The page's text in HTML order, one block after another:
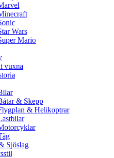
Wars
Mario
vuxna
& Skepp
& Helikoptrar
Sjöslag